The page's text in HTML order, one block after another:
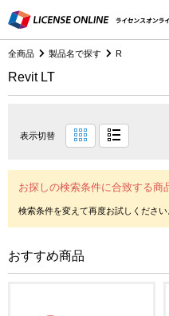
全商品 製品名で探す R
Revit LT
表示切替
お探しの検索条件に合致する商
おすすめ商品